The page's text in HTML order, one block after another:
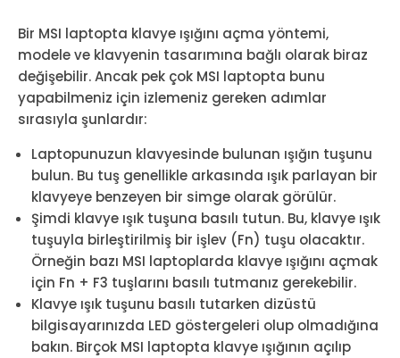
Bir MSI laptopta klavye ışığını açma yöntemi,
modele ve klavyenin tasarımına bağlı olarak biraz
değişebilir. Ancak pek çok MSI laptopta bunu
yapabilmeniz için izlemeniz gereken adımlar
sırasıyla şunlardır:
Laptopunuzun klavyesinde bulunan ışığın tuşunu
bulun. Bu tuş genellikle arkasında ışık parlayan bir
klavyeye benzeyen bir simge olarak görülür.
Şimdi klavye ışık tuşuna basılı tutun. Bu, klavye ışık
tuşuyla birleştirilmiş bir işlev (Fn) tuşu olacaktır.
Örneğin bazı MSI laptoplarda klavye ışığını açmak
için Fn + F3 tuşlarını basılı tutmanız gerekebilir.
Klavye ışık tuşunu basılı tutarken dizüstü
bilgisayarınızda LED göstergeleri olup olmadığına
bakın. Birçok MSI laptopta klavye ışığının açılıp